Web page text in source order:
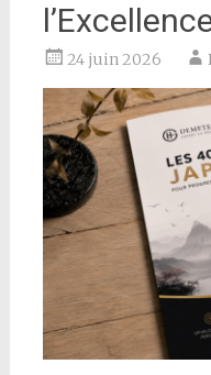
24 juin 2026